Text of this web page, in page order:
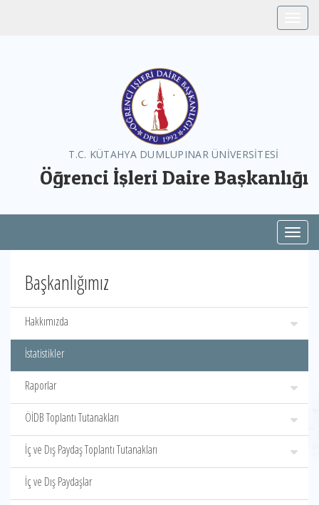
T.C. KÜTAHYA DUMLUPINAR ÜNİVERSİTESİ
Öğrenci İşleri Daire Başkanlığı
Başkanlığımız
Hakkımızda
İstatistikler
Raporlar
ÖİDB Toplantı Tutanakları
İç ve Dış Paydaş Toplantı Tutanakları
İç ve Dış Paydaşlar